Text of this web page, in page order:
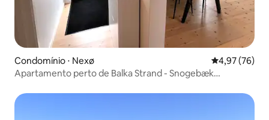
Condomínio ⋅ Nexø 4,97 de uma
4,97 (76)
Apartamento perto de Balka Strand - Snogebæk